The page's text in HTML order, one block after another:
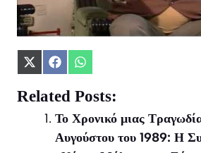
Share
X
(Twitter)
Share
Facebook
Share
WhatsApp
Related Posts:
Το Χρονικό μιας
Αυγούστου του 1989: Η